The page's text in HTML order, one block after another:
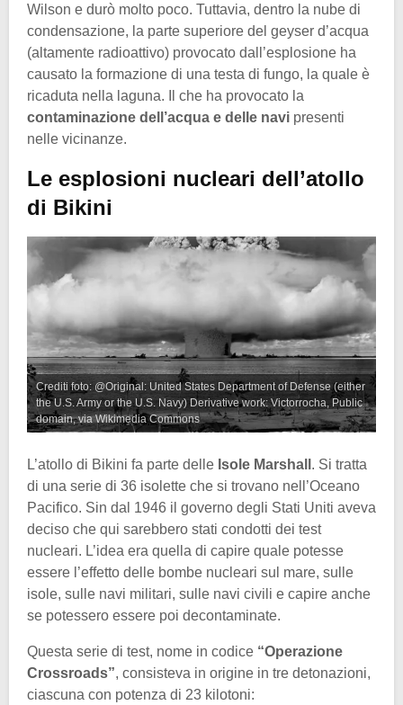
Wilson e durò molto poco. Tuttavia, dentro la nube di
condensazione, la parte superiore del geyser d’acqua
(altamente radioattivo) provocato dall’esplosione ha
causato la formazione di una testa di fungo, la quale è
ricaduta nella laguna. Il che ha provocato la
contaminazione dell’acqua e delle navi presenti
nelle vicinanze.
Le esplosioni nucleari dell’atollo
di Bikini
Crediti foto: @Original: United States Department of Defense (either
the U.S. Army or the U.S. Navy) Derivative work: Victorrocha, Public
domain, via Wikimedia Commons
L’atollo di Bikini fa parte delle Isole Marshall . Si tratta
di una serie di 36 isolette che si trovano nell’Oceano
Pacifico. Sin dal 1946 il governo degli Stati Uniti aveva
deciso che qui sarebbero stati condotti dei test
nucleari. L’idea era quella di capire quale potesse
essere l’effetto delle bombe nucleari sul mare, sulle
isole, sulle navi militari, sulle navi civili e capire anche
se potessero essere poi decontaminate.
Questa serie di test, nome in codice “Operazione
Crossroads”, consisteva in origine in tre detonazioni,
ciascuna con potenza di 23 kilotoni: